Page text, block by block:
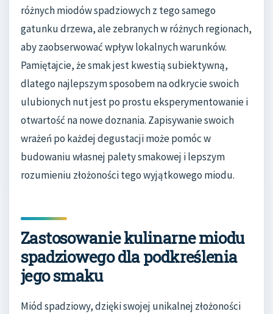
różnych miodów spadziowych z tego samego
gatunku drzewa, ale zebranych w różnych regionach,
aby zaobserwować wpływ lokalnych warunków.
Pamiętajcie, że smak jest kwestią subiektywną,
dlatego najlepszym sposobem na odkrycie swoich
ulubionych nut jest po prostu eksperymentowanie i
otwartość na nowe doznania. Zapisywanie swoich
wrażeń po każdej degustacji może pomóc w
budowaniu własnej palety smakowej i lepszym
rozumieniu złożoności tego wyjątkowego miodu.
Zastosowanie kulinarne miodu
spadziowego dla podkreślenia
jego smaku
Miód spadziowy, dzięki swojej unikalnej złożoności